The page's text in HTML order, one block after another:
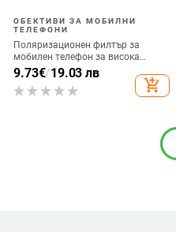
ОБЕКТИВИ ЗА МОБИЛНИ
ТЕЛЕФОНИ
Поляризационен филтър за
мобилен телефон за висока
резолюция — ND филтър, модел
GZM
9.73€/19.03 лв
add_shopping_cart